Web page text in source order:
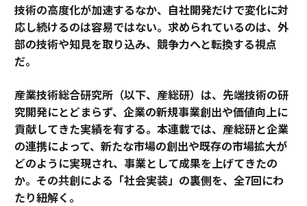
技術の高度化が加速するなか、自社開発だけで変化に対
応し続けるのは容易ではない。求められているのは、外
部の技術や知見を取り込み、競争力へと転換する視点
だ。
産業技術総合研究所（以下、産総研）は、先端技術の研
究開発にとどまらず、企業の新規事業創出や価値向上に
貢献してきた実績を有する。本連載では、産総研と企業
の連携によって、新たな市場の創出や既存の市場拡大が
どのように実現され、事業として成果を上げてきたの
か。その共創による「社会実装」の裏側を、全7回にわ
たり紐解く。